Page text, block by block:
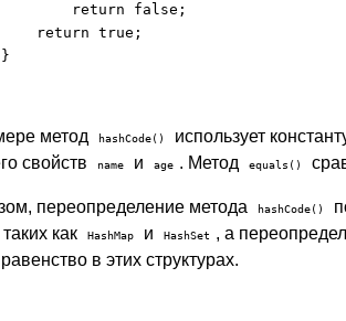
return false;
return true;
метод hashCode()
использует
свойств
name и age . Метод equals()
переопределение метода hashCode()
таких как HashMap и HashSet , а
в этих структурах.